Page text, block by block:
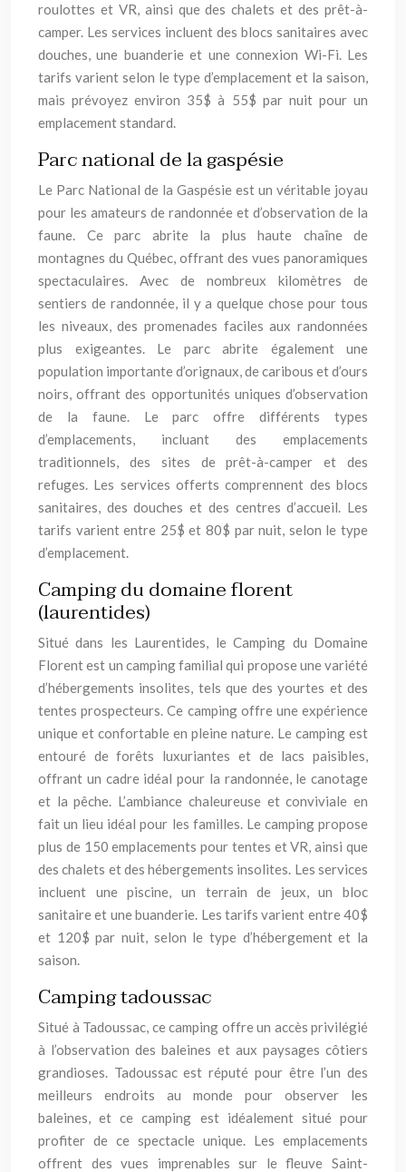
roulottes et VR, ainsi que des chalets et des prêt-à-
camper. Les services incluent des blocs sanitaires avec
douches, une buanderie et une connexion Wi-Fi. Les
tarifs varient selon le type d’emplacement et la saison,
mais prévoyez environ 35$ à 55$ par nuit pour un
emplacement standard.
Parc national de la gaspésie
Le Parc National de la Gaspésie est un véritable joyau
pour les amateurs de randonnée et d’observation de la
faune. Ce parc abrite la plus haute chaîne de
montagnes du Québec, offrant des vues panoramiques
spectaculaires. Avec de nombreux kilomètres de
sentiers de randonnée, il y a quelque chose pour tous
les niveaux, des promenades faciles aux randonnées
plus exigeantes. Le parc abrite également une
population importante d’orignaux, de caribous et d’ours
noirs, offrant des opportunités uniques d’observation
de la faune. Le parc offre différents types
d’emplacements, incluant des emplacements
traditionnels, des sites de prêt-à-camper et des
refuges. Les services offerts comprennent des blocs
sanitaires, des douches et des centres d’accueil. Les
tarifs varient entre 25$ et 80$ par nuit, selon le type
d’emplacement.
Camping du domaine florent
(laurentides)
Situé dans les Laurentides, le Camping du Domaine
Florent est un camping familial qui propose une variété
d’hébergements insolites, tels que des yourtes et des
tentes prospecteurs. Ce camping offre une expérience
unique et confortable en pleine nature. Le camping est
entouré de forêts luxuriantes et de lacs paisibles,
offrant un cadre idéal pour la randonnée, le canotage
et la pêche. L’ambiance chaleureuse et conviviale en
fait un lieu idéal pour les familles. Le camping propose
plus de 150 emplacements pour tentes et VR, ainsi que
des chalets et des hébergements insolites. Les services
incluent une piscine, un terrain de jeux, un bloc
sanitaire et une buanderie. Les tarifs varient entre 40$
et 120$ par nuit, selon le type d’hébergement et la
saison.
Camping tadoussac
Situé à Tadoussac, ce camping offre un accès privilégié
à l’observation des baleines et aux paysages côtiers
grandioses. Tadoussac est réputé pour être l’un des
meilleurs endroits au monde pour observer les
baleines, et ce camping est idéalement situé pour
profiter de ce spectacle unique. Les emplacements
offrent des vues imprenables sur le fleuve Saint-